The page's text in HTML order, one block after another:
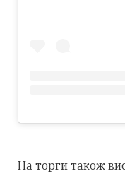
На торги також